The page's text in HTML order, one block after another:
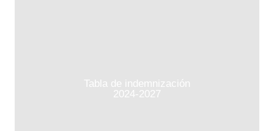
Tabla de indemnización
2024-2027